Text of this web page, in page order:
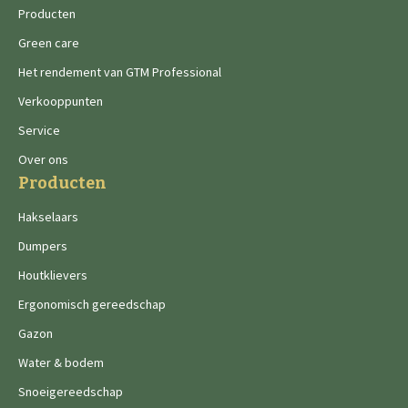
Producten
Green care
Het rendement van GTM Professional
Verkooppunten
Service
Over ons
Producten
Hakselaars
Dumpers
Houtklievers
Ergonomisch gereedschap
Gazon
Water & bodem
Snoeigereedschap